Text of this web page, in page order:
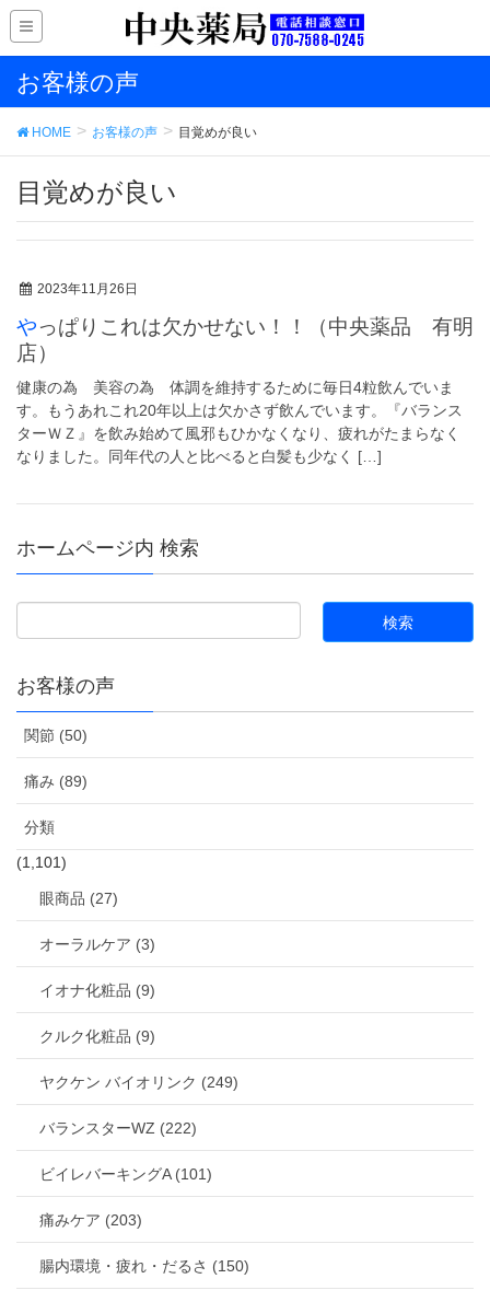
お客様の声
HOME お客様の声 目覚めが良い
目覚めが良い
2023年11月26日
やっぱりこれは欠かせない！！（中央薬品 有明
店）
健康の為 美容の為 体調を維持するために毎日4粒飲んでいま
す。もうあれこれ20年以上は欠かさず飲んでいます。『バランス
ターＷＺ』を飲み始めて風邪もひかなくなり、疲れがたまらなく
なりました。同年代の人と比べると白髪も少なく […]
ホームページ内 検索
お客様の声
関節 (50)
痛み (89)
分類
(1,101)
眼商品 (27)
オーラルケア (3)
イオナ化粧品 (9)
クルク化粧品 (9)
ヤクケン バイオリンク (249)
バランスターWZ (222)
ビイレバーキングA (101)
痛みケア (203)
腸内環境・疲れ・だるさ (150)